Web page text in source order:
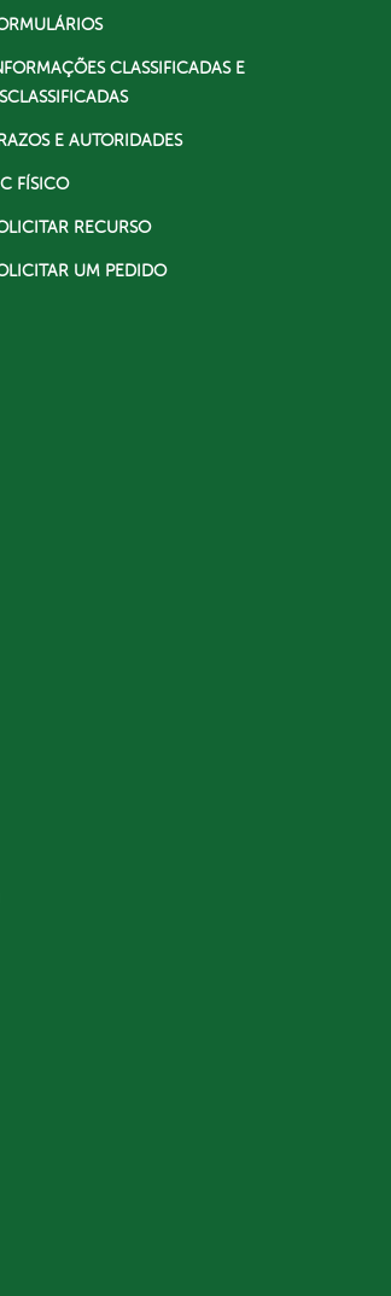
CLASSIFICADAS E
E AUTORIDADES
FÍSICO
RECURSO
UM PEDIDO